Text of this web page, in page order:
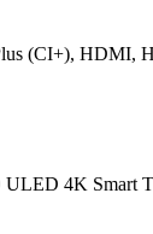
(CI+), HDMI,
ULED 4K Smart